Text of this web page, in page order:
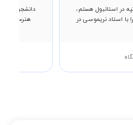
در استانبول هستم،
فرصت را داشتم که فیزیک 1 و 2 را با استاد نریموسی در
دانشجوی
هنرستان